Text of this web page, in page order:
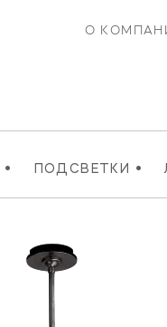
О
• ПОДСВЕТКИ •